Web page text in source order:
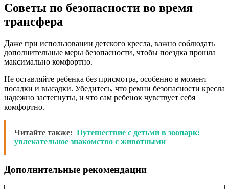
Советы по безопасности во время
трансфера
Даже при использовании детского кресла, важно соблюдать
дополнительные меры безопасности, чтобы поездка прошла
максимально комфортно.
Не оставляйте ребенка без присмотра, особенно в момент
посадки и высадки. Убедитесь, что ремни безопасности кресла
надежно застегнуты, и что сам ребенок чувствует себя
комфортно.
Читайте также: Путешествие с детьми в зоопарк:
увлекательное знакомство с животными
Дополнительные рекомендации